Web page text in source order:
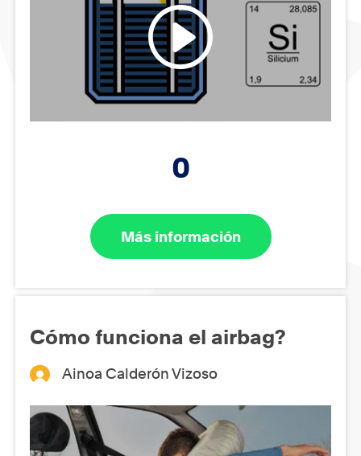
0
Más información
Cómo funciona el airbag?
Ainoa Calderón Vizoso